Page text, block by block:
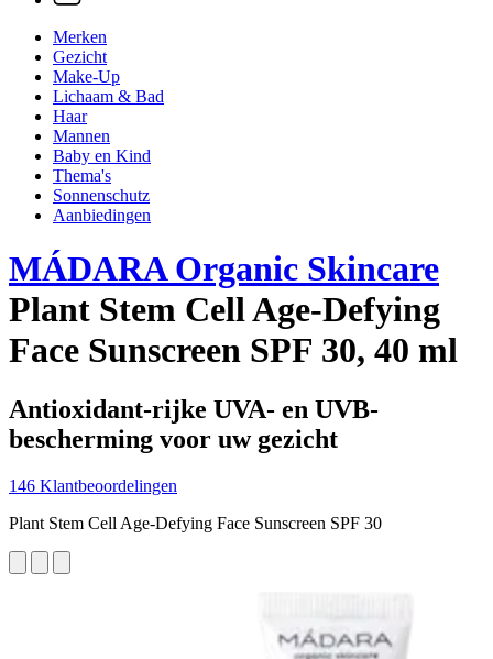
Merken
Gezicht
Make-Up
Lichaam & Bad
Haar
Mannen
Baby en Kind
Thema's
Sonnenschutz
Aanbiedingen
MÁDARA Organic Skincare
Plant Stem Cell Age-Defying
Face Sunscreen SPF 30, 40 ml
Antioxidant-rijke UVA- en UVB-
bescherming voor uw gezicht
146 Klantbeoordelingen
Plant Stem Cell Age-Defying Face Sunscreen SPF 30